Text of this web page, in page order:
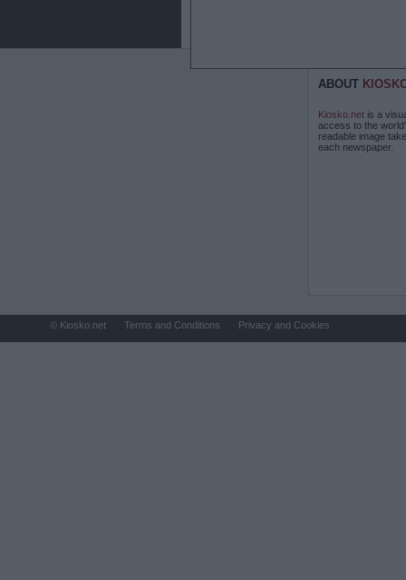
ABOUT
Kiosko.net is a
access to the
readable image
each newspaper.
© Kiosko.net Terms and Conditions Privacy and Cookies